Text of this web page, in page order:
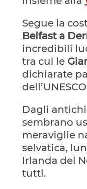
Segue la
Belfast a
incredibili
tra cui le
dichiarate
Dagli
sembrano
meraviglie
selvatica,
Irlanda del
tutti.